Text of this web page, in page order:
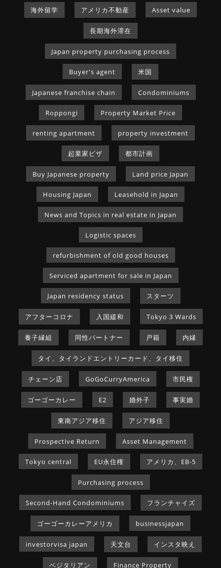
海外留学 アメリカ不動産 Asset value
長期海外滞在
Japan property purchasing process
Buyer's agent 米国
Japanese franchise chain Condominiums
Roppongi Property Market Price
renting apartment property investment
起業家ビザ 都市計画
Buy Japanese property Land price Japan
Housing Japan Leasehold in Japan
News and Topics in real estate in Japan
Logistic spaces
refurbishment of old good houses
Serviced apartment for sale in Japan
Japan residency status スターツ
アフターコロナ 入国緩和 Tokyo 3 Wards
養子縁組 同性パートナー 戸籍 内縁
タイ、タイランドエントリーカード、タイ移住
チェーン店 GoGoCurryAmerica 市民権
ゴーゴーカレー E2 婚外子 事実婚
東南アジア移住 アジア移住
Prospective Return Asset Management
Tokyo central EU永住権 アメリカ、EB-5
Purchasing process
Second-Hand Condominiums フランチャイズ
ゴーゴーカレーアメリカ businessjapan
investorvisa japan 天文台 インスタ映え
ベジタリアン Finance Property